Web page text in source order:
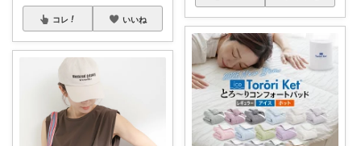
コレ いいね